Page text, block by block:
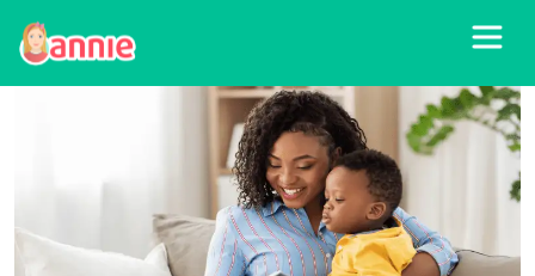
Blog
7 Tipů jak vybrat správnou chůvu pro vaše děti